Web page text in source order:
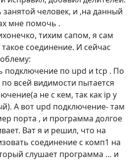
человек, и ,на данный
мне помочь .
тихим сапом, я сам
соединение. И сейчас
подключение по upd и tcp . По
всей видимости пытается
не с кем, так как ip у
А вот upd подключение- там
порта , и программа долгое
Ват я и решил, что на
соединение с комп1 на
слушает программа … и